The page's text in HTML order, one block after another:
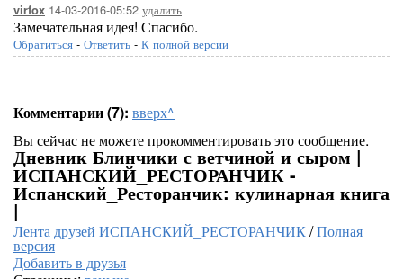
virfox 14-03-2016-05:52 удалить
Замечательная идея! Спасибо.
Обратиться - Ответить - К полной версии
Комментарии (7): вверх^
Вы сейчас не можете прокомментировать это сообщение.
Дневник Блинчики с ветчиной и сыром |
ИСПАНСКИЙ_РЕСТОРАНЧИК -
Испанский_Ресторанчик: кулинарная книга
|
Лента друзей ИСПАНСКИЙ_РЕСТОРАНЧИК/Полная
версия
Добавить в друзья